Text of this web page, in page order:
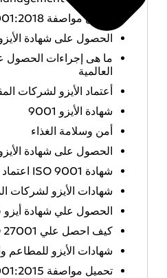
تحميل مواصفة ISO 45001:2018
الحصول على شهادة
ما هى إجراءات الحصول
العالمية
أعتماد الأيزو لشركات
شهادة الأيزو 9001
أمن وسلامة الغذاء
الحصول على شهادة
شهادة ISO 9001 اعتماد أمريكي
شهادات الأيزو لشركات
الحصول علي شهادة
كيف احصل علي ISO 27001
شهادات الأيزو للمطاعم
تحميل مواصفة ISO 9001:2015